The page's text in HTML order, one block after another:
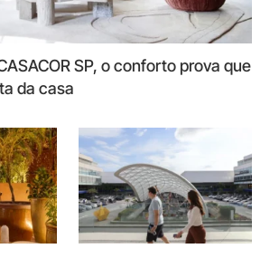
SP, o conforto prova que
da casa